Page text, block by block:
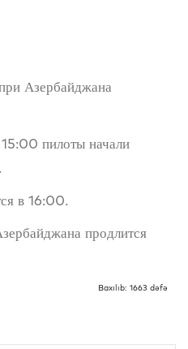
Азербайджана
пилоты начали
в 16:00.
продлится
Baxılıb: 1663 dəfə